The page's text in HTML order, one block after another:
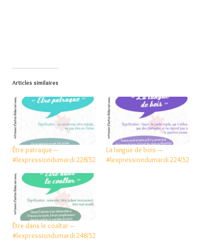
Articles similaires
Être patraque —
#lexpressiondumardi 228/52
La langue de bois —
#lexpressiondumardi 224/52
Être dans le coaltar —
#lexpressiondumardi 248/52